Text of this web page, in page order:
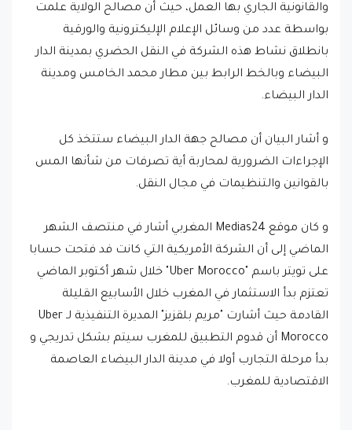
والقانونية الجاري بها العمل، حيث أن مصالح الولاية علمت
بواسطة عدد من وسائل الإعلام الإليكترونية والورقية
بانطلاق نشاط هذه الشركة في النقل الحضري بمدينة الدار
البيضاء وبالخط الرابط بين مطار محمد الخامس ومدينة
الدار البيضاء.
و أشار البيان أن مصالح جهة الدار البيضاء ستتخذ كل
الإجراءات الضرورية لمحاربة أية تصرفات من شأنها المس
بالقوانين والتنظيمات في مجال النقل.
و كان موقع Medias24 المغربي أشار في منتصف الشهر
الماضي إلى أن الشركة الأمريكية التي كانت فد فتحت حسابا
على تويتر باسم "Uber Morocco" خلال شهر أكتوبر الماضي
تعتزم بدأ الاستثمار في المغرب خلال الأسابيع القليلة
القادمة حيث أشارت "مريم بلقزيز" المديرة التنفيذية لـ Uber
Morocco أن قدوم التطبيق للمغرب سيتم بشكل تدريجي و
بدأ مرحلة التجارب أولا في مدينة الدار البيضاء العاصمة
الاقتصادية للمغرب.